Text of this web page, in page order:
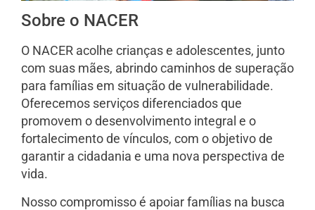
Sobre o NACER
O NACER acolhe crianças e adolescentes, junto
com suas mães, abrindo caminhos de superação
para famílias em situação de vulnerabilidade.
Oferecemos serviços diferenciados que
promovem o desenvolvimento integral e o
fortalecimento de vínculos, com o objetivo de
garantir a cidadania e uma nova perspectiva de
vida.
Nosso compromisso é apoiar famílias na busca